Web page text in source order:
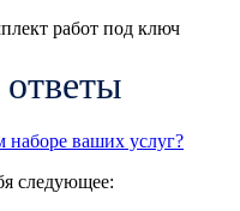
работ под ключ
наборе ваших услуг?
следующее: